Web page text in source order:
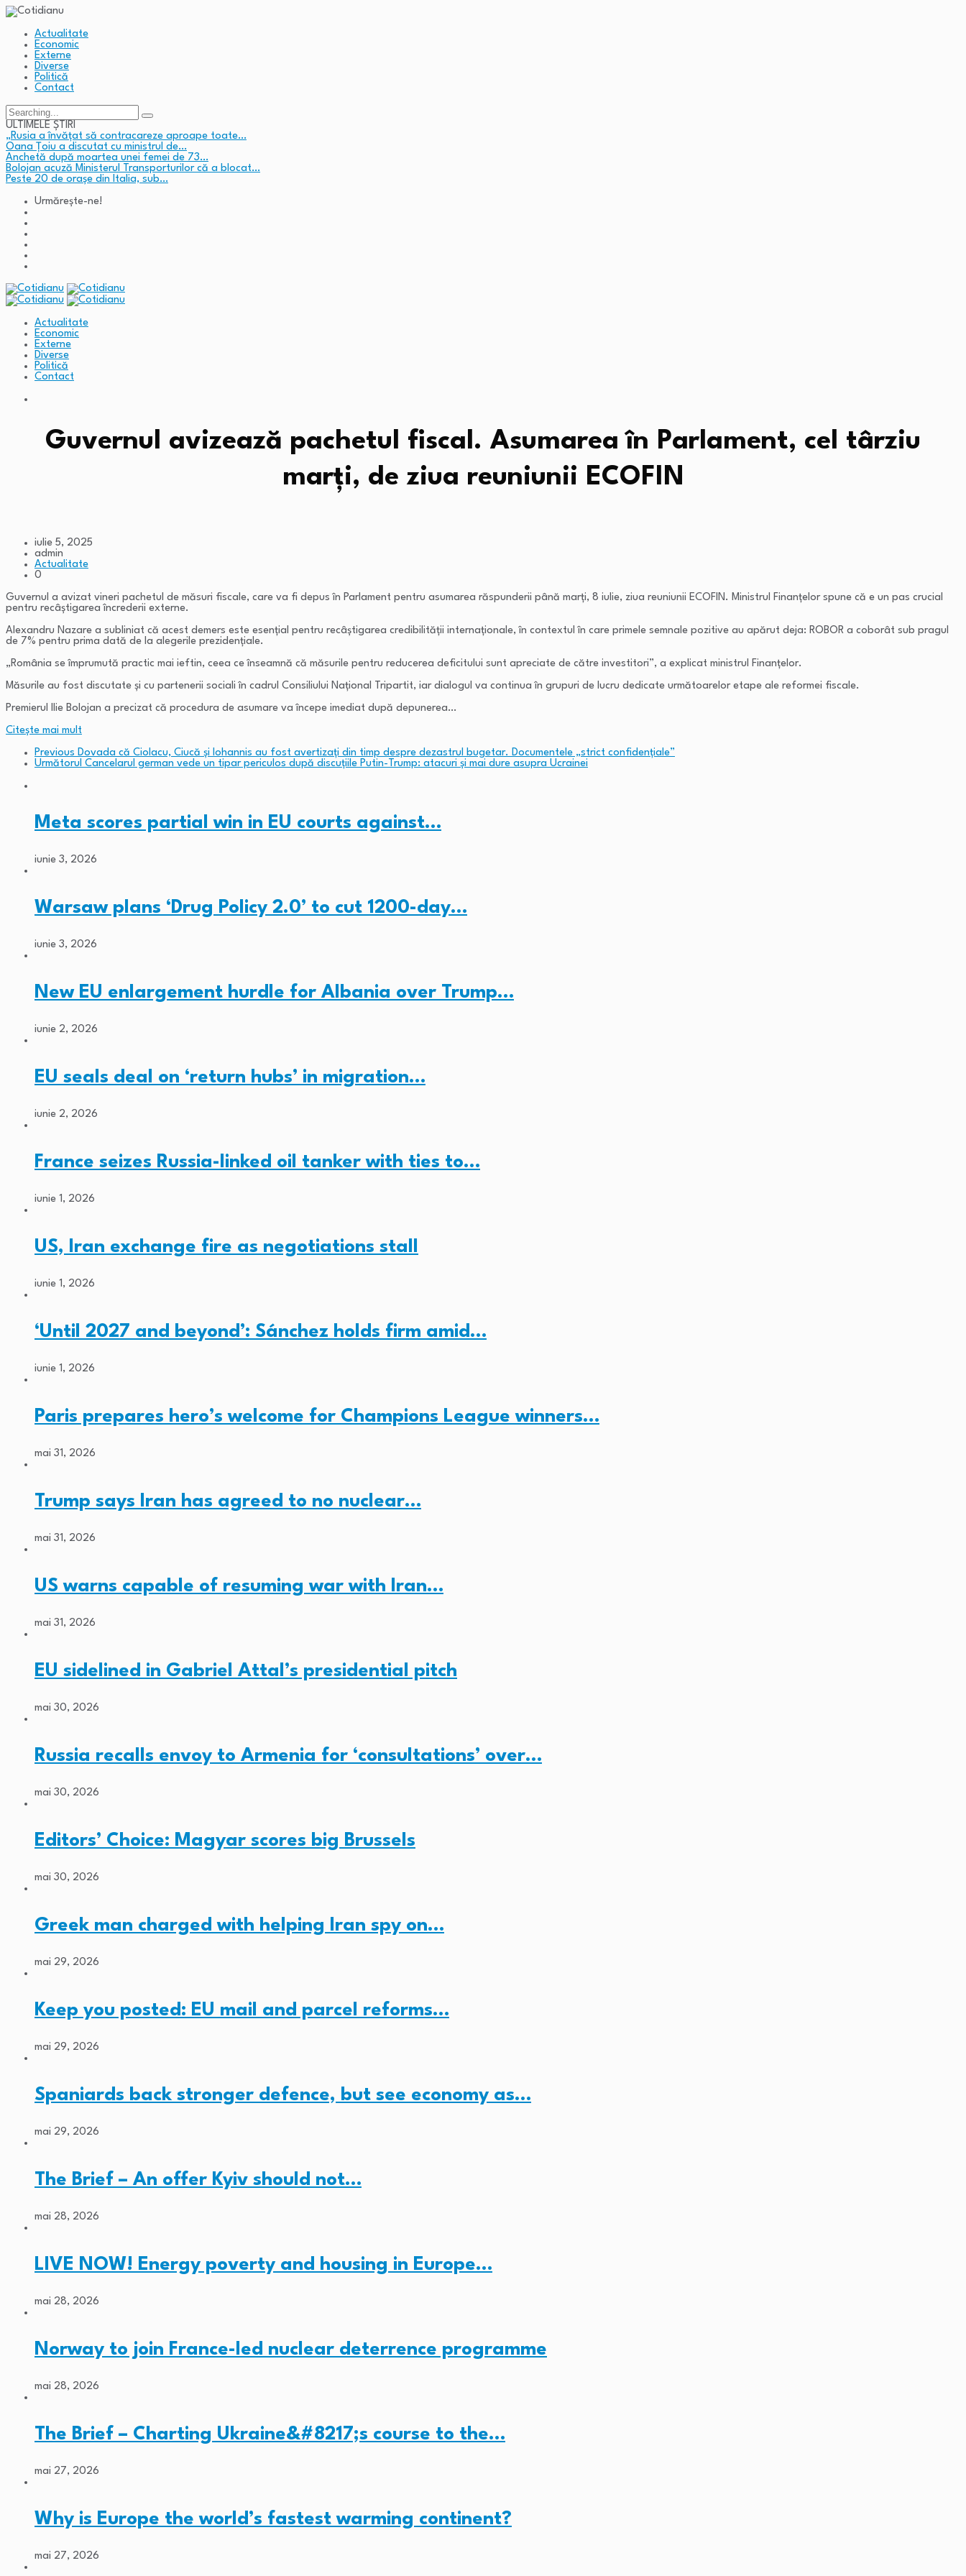
Actualitate
Economic
Externe
Diverse
Politică
Contact
Search
for:
ULTIMELE ȘTIRI
„Rusia a învățat să contracareze aproape toate…
Oana Țoiu a discutat cu ministrul de…
Anchetă după moartea unei femei de 73…
Bolojan acuză Ministerul Transporturilor că a blocat…
Peste 20 de orașe din Italia, sub…
Urmărește-ne!
Actualitate
Economic
Externe
Diverse
Politică
Contact
Guvernul avizează pachetul fiscal. Asumarea în Parlament, cel târziu
marți, de ziua reuniunii ECOFIN
iulie 5, 2025
admin
Actualitate
0
Guvernul a avizat vineri pachetul de măsuri fiscale, care va fi depus în Parlament pentru asumarea răspunderii până marți, 8 iulie, ziua reuniunii ECOFIN. Ministrul Finanțelor spune că e un pas crucial
pentru recâștigarea încrederii externe.
Alexandru Nazare a subliniat că acest demers este esențial pentru recâștigarea credibilității internaționale, în contextul în care primele semnale pozitive au apărut deja: ROBOR a coborât sub pragul
de 7% pentru prima dată de la alegerile prezidențiale.
„România se împrumută practic mai ieftin, ceea ce înseamnă că măsurile pentru reducerea deficitului sunt apreciate de către investitori”, a explicat ministrul Finanțelor.
Măsurile au fost discutate și cu partenerii sociali în cadrul Consiliului Național Tripartit, iar dialogul va continua în grupuri de lucru dedicate următoarelor etape ale reformei fiscale.
Premierul Ilie Bolojan a precizat că procedura de asumare va începe imediat după depunerea…
Citeşte mai mult
Previous Dovada că Ciolacu, Ciucă și Iohannis au fost avertizați din timp despre dezastrul bugetar. Documentele „strict confidențiale”
Următorul Cancelarul german vede un tipar periculos după discuțiile Putin-Trump: atacuri și mai dure asupra Ucrainei
Meta scores partial win in EU courts against…
iunie 3, 2026
Warsaw plans ‘Drug Policy 2.0’ to cut 1200-day…
iunie 3, 2026
New EU enlargement hurdle for Albania over Trump…
iunie 2, 2026
EU seals deal on ‘return hubs’ in migration…
iunie 2, 2026
France seizes Russia-linked oil tanker with ties to…
iunie 1, 2026
US, Iran exchange fire as negotiations stall
iunie 1, 2026
‘Until 2027 and beyond’: Sánchez holds firm amid…
iunie 1, 2026
Paris prepares hero’s welcome for Champions League winners…
mai 31, 2026
Trump says Iran has agreed to no nuclear…
mai 31, 2026
US warns capable of resuming war with Iran…
mai 31, 2026
EU sidelined in Gabriel Attal’s presidential pitch
mai 30, 2026
Russia recalls envoy to Armenia for ‘consultations’ over…
mai 30, 2026
Editors’ Choice: Magyar scores big Brussels
mai 30, 2026
Greek man charged with helping Iran spy on…
mai 29, 2026
Keep you posted: EU mail and parcel reforms…
mai 29, 2026
Spaniards back stronger defence, but see economy as…
mai 29, 2026
The Brief – An offer Kyiv should not…
mai 28, 2026
LIVE NOW! Energy poverty and housing in Europe…
mai 28, 2026
Norway to join France-led nuclear deterrence programme
mai 28, 2026
The Brief – Charting Ukraine&#8217;s course to the…
mai 27, 2026
Why is Europe the world’s fastest warming continent?
mai 27, 2026